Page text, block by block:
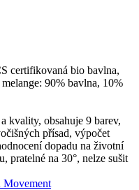
certifikovaná bio bavlna,
90% bavlna, 10%
kvality, obsahuje 9 barev,
přísad, výpočet
dopadu na životní
pratelné na 30°, nelze sušit
Movement